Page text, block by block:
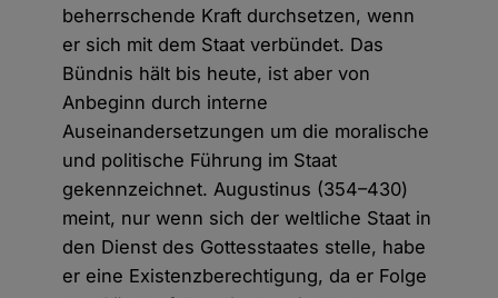
beherrschende Kraft durchsetzen, wenn
er sich mit dem Staat verbündet. Das
Bündnis hält bis heute, ist aber von
Anbeginn durch interne
Auseinandersetzungen um die moralische
und politische Führung im Staat
gekennzeichnet. Augustinus (354–430)
meint, nur wenn sich der weltliche Staat in
den Dienst des Gottesstaates stelle, habe
er eine Existenzberechtigung, da er Folge